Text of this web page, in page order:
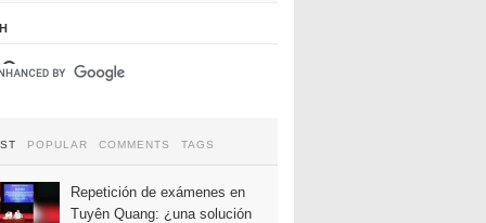
POPULAR COMMENTS TAGS
Repetición de exámenes en
Tuyên Quang: ¿una solución